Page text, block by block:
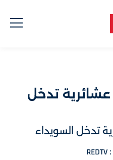
عشائرية تدخل
تدخل السويداء